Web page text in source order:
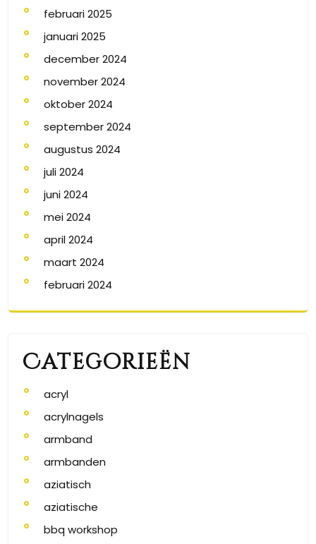
februari 2025
januari 2025
december 2024
november 2024
oktober 2024
september 2024
augustus 2024
juli 2024
juni 2024
mei 2024
april 2024
maart 2024
februari 2024
Categorieën
acryl
acrylnagels
armband
armbanden
aziatisch
aziatische
bbq workshop